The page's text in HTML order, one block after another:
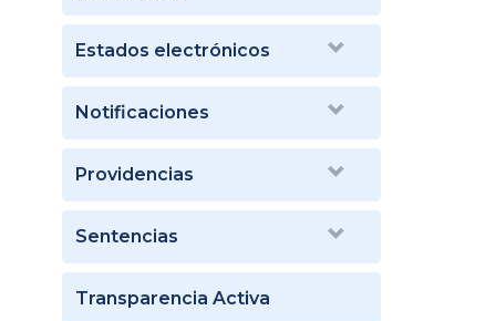
Estados electrónicos
Notificaciones
Providencias
Sentencias
Transparencia Activa